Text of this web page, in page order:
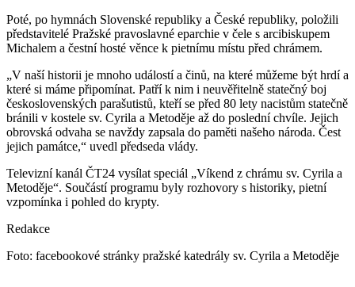
Poté, po hymnách Slovenské republiky a České republiky, položili
představitelé Pražské pravoslavné eparchie v čele s arcibiskupem
Michalem a čestní hosté věnce k pietnímu místu před chrámem.
„V naší historii je mnoho událostí a činů, na které můžeme být hrdí a
které si máme připomínat. Patří k nim i neuvěřitelně statečný boj
československých parašutistů, kteří se před 80 lety nacistům statečně
bránili v kostele sv. Cyrila a Metoděje až do poslední chvíle. Jejich
obrovská odvaha se navždy zapsala do paměti našeho národa. Čest
jejich památce,“ uvedl předseda vlády.
Televizní kanál ČT24 vysílat speciál „Víkend z chrámu sv. Cyrila a
Metoděje“. Součástí programu byly rozhovory s historiky, pietní
vzpomínka i pohled do krypty.
Redakce
Foto: facebookové stránky pražské katedrály sv. Cyrila a Metoděje